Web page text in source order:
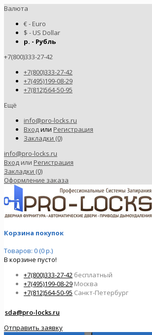
Валюта
€ - Euro
$ - US Dollar
р. - Рубль
+7(800)333-27-42
+7(800)333-27-42
+7(495)199-08-29
+7(812)564-50-95
Ещё
info@pro-locks.ru
Входили Регистрация
Закладки (0)
info@pro-locks.ru
Вход или Регистрация
Закладки (0)
Оформление заказа
Корзина покупок
Товаров: 0 (0 р.)
В корзине пусто!
+7(800)333-27-42 бесплатный
+7(495)199-08-29 Москва
+7(812)564-50-95 Санкт-Петербург
sda@pro-locks.ru
Отправить заявку